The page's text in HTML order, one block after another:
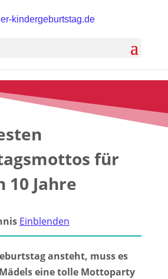
für
10 Jahre
Einblenden
ansteht, muss es
eine tolle Mottoparty